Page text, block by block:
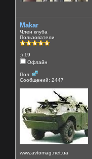
Makar
Член клуба
Пользователи
:) 19
Офлайн
Пол:
Сообщений: 2447
www.avtomag.net.ua